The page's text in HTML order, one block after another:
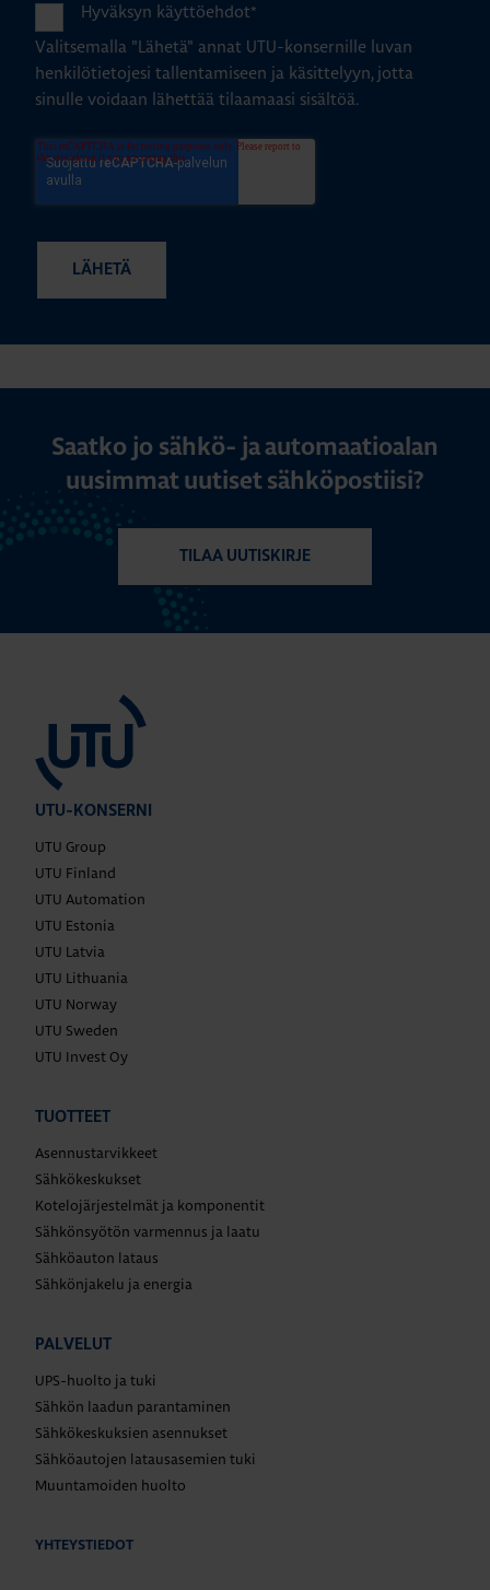
Hyväksyn käyttöehdot*
Valitsemalla "Lähetä" annat UTU-konsernille luvan
henkilötietojesi tallentamiseen ja käsittelyyn, jotta
sinulle voidaan lähettää tilaamaasi sisältöä.
Saatko jo sähkö- ja automaatioalan
uusimmat uutiset sähköpostiisi?
TILAA UUTISKIRJE
UTU-KONSERNI
UTU Group
UTU Finland
UTU Automation
UTU Estonia
UTU Latvia
UTU Lithuania
UTU Norway
UTU Sweden
UTU Invest Oy
TUOTTEET
Asennustarvikkeet
Sähkökeskukset
Kotelojärjestelmät ja komponentit
Sähkönsyötön varmennus ja laatu
Sähköauton lataus
Sähkönjakelu ja energia
PALVELUT
UPS-huolto ja tuki
Sähkön laadun parantaminen
Sähkökeskuksien asennukset
Sähköautojen latausasemien tuki
Muuntamoiden huolto
YHTEYSTIEDOT